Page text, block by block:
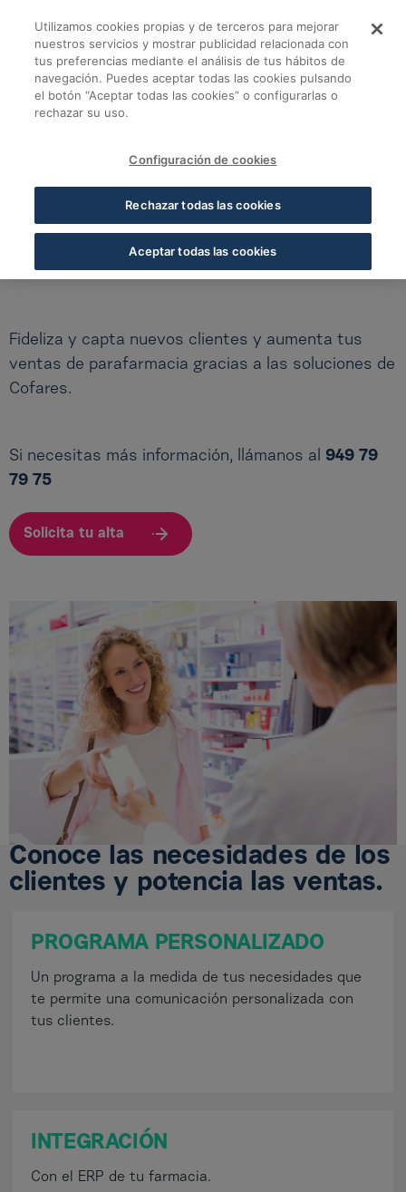
Fidelización -
Fidelización
Soluciones para tu Farmacia
Deja que te ayudemos a fidelizar a tus clientes,
a través de la tecnología y un equipo
especializado lograremos que tus clientes sean
más fieles y más rentables.
Fideliza y capta nuevos clientes y aumenta tus
ventas de parafarmacia gracias a las soluciones de
Cofares.
Si necesitas más información, llámanos al 949 79
79 75
Solicita tu alta
Conoce las necesidades de los
clientes y potencia las ventas.
PROGRAMA PERSONALIZADO
Un programa a la medida de tus necesidades que
te permite una comunicación personalizada con
tus clientes.
INTEGRACIÓN
Con el ERP de tu farmacia.
Utilizamos cookies propias y de terceros para mejorar
nuestros servicios y mostrar publicidad relacionada con
tus preferencias mediante el análisis de tus hábitos de
navegación. Puedes aceptar todas las cookies pulsando
el botón “Aceptar todas las cookies” o configurarlas o
rechazar su uso.
Configuración de cookies
Rechazar todas las cookies
Aceptar todas las cookies